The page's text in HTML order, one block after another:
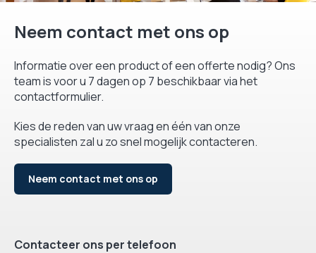
Neem contact met ons op
Informatie over een product of een offerte nodig? Ons
team is voor u 7 dagen op 7 beschikbaar via het
contactformulier.
Kies de reden van uw vraag en één van onze
specialisten zal u zo snel mogelijk contacteren.
Neem contact met ons op
Contacteer ons per telefoon